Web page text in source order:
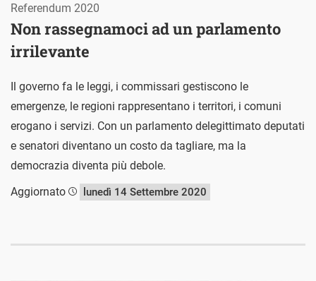
Non rassegnamoci ad un parlamento
irrilevante
Referendum 2020
Il governo fa le leggi, i commissari gestiscono le
emergenze, le regioni rappresentano i territori, i comuni
erogano i servizi. Con un parlamento delegittimato deputati
e senatori diventano un costo da tagliare, ma la
democrazia diventa più debole.
Aggiornato
lunedì 14 Settembre 2020